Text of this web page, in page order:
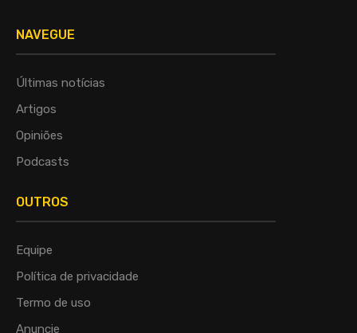
NAVEGUE
Últimas notícias
Artigos
Opiniões
Podcasts
OUTROS
Equipe
Política de privacidade
Termo de uso
Anuncie